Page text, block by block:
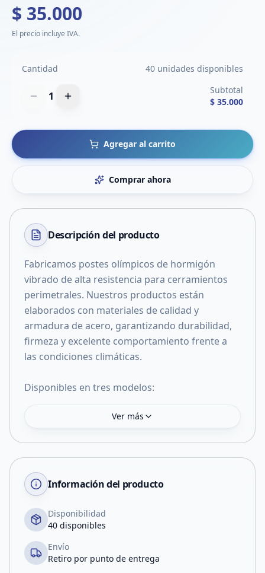
$ 35.000
El precio incluye IVA.
Cantidad 40 unidades disponibles
1
Subtotal
$ 35.000
Agregar al carrito
Comprar ahora
Descripción del producto
Fabricamos postes olímpicos de hormigón
vibrado de alta resistencia para cerramientos
perimetrales. Nuestros productos están
elaborados con materiales de calidad y
armadura de acero, garantizando durabilidad,
firmeza y excelente comportamiento frente a
las condiciones climáticas.
Disponibles en tres modelos:
Ver más
Información del producto
Disponibilidad
40 disponibles
Envío
Retiro por punto de entrega